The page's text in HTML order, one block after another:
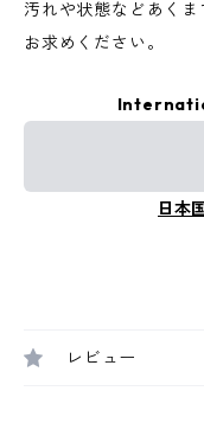
汚れや状態などあく
お求めください。
日本
レビュー